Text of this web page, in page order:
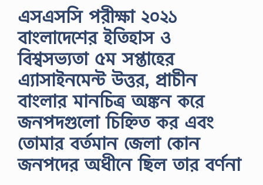
এসএসসি পরীক্ষা ২০২১
বাংলাদেশের ইতিহাস ও
বিশ্বসভ্যতা ৫ম সপ্তাহের
এ্যাসাইনমেন্ট উত্তর, প্রাচীন
বাংলার মানচিত্র অঙ্কন করে
জনপদগুলাে চিহ্নিত কর এবং
তোমার বর্তমান জেলা কোন
জনপদের অধীনে ছিল তার বর্ণনা